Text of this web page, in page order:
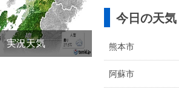
実況天気
今日の天気
熊本市
阿蘇市